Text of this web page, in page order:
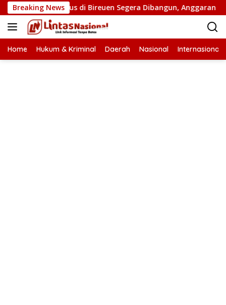
Langsung
ke
konten
Breaking News
Putus di Bireuen Segera Dibangun, Anggaran Capai
Home Hukum & Kriminal Daerah Nasional Internasional